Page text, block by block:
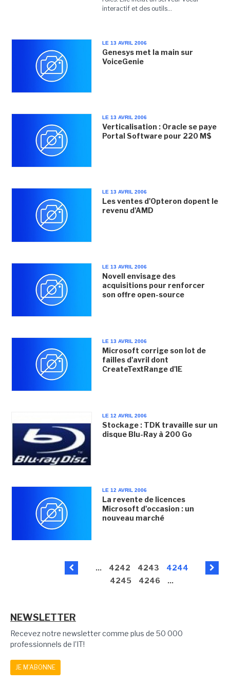
interactif et des outils...
LE 13 AVRIL 2006
Genesys met la main sur
VoiceGenie
LE 13 AVRIL 2006
Verticalisation : Oracle se paye
Portal Software pour 220 M$
LE 13 AVRIL 2006
Les ventes d'Opteron dopent le
revenu d'AMD
LE 13 AVRIL 2006
Novell envisage des
acquisitions pour renforcer
son offre open-source
LE 13 AVRIL 2006
Microsoft corrige son lot de
failles d'avril dont
CreateTextRange d'IE
LE 12 AVRIL 2006
Stockage : TDK travaille sur un
disque Blu-Ray à 200 Go
LE 12 AVRIL 2006
La revente de licences
Microsoft d'occasion : un
nouveau marché
... 4242 4243
4244
4245
4246 ...
NEWSLETTER
Recevez notre newsletter comme plus de 50 000
professionnels de l'IT!
JE M'ABONNE